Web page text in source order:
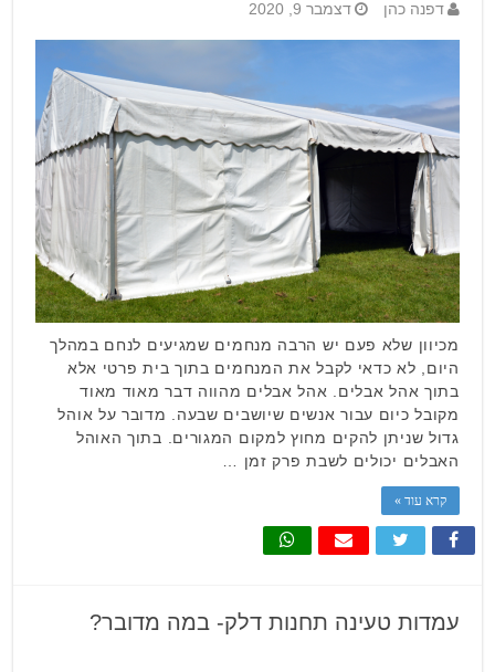
דפנה כהן דצמבר 9, 2020
מכיוון שלא פעם יש הרבה מנחמים שמגיעים לנחם במהלך
היום, לא כדאי לקבל את המנחמים בתוך בית פרטי אלא
בתוך אהל אבלים. אהל אבלים מהווה דבר מאוד מאוד
מקובל כיום עבור אנשים שיושבים שבעה. מדובר על אוהל
גדול שניתן להקים מחוץ למקום המגורים. בתוך האוהל
האבלים יכולים לשבת פרק זמן …
קרא עוד »
עמדות טעינה תחנות דלק- במה מדובר?